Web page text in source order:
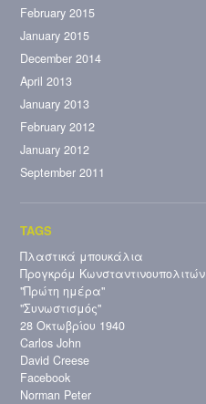
February 2015
January 2015
December 2014
April 2013
January 2013
February 2012
January 2012
September 2011
Πλαστικά μπουκάλια
Προγκρόμ Κωνσταντινουπολιτών
"Πρώτη ημέρα"
"Συνωστισμός"
28 Οκτωβρίου 1940
Carlos John
David Creese
Facebook
Norman Peter